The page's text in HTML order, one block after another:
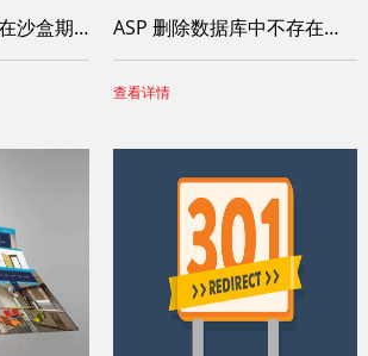
如何判断网站是否在沙盒期内？ ASP 删除数据库中不存在的图片文件
查看详情